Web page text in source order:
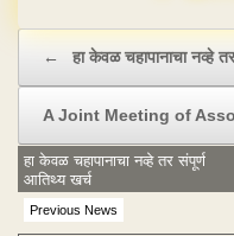
← हा केवळ चहापानाचा नव्हे
A Joint Meeting of
Previous News
हा केवळ चहापानाचा नव्हे तर संपूर्ण
आतिथ्य खर्च